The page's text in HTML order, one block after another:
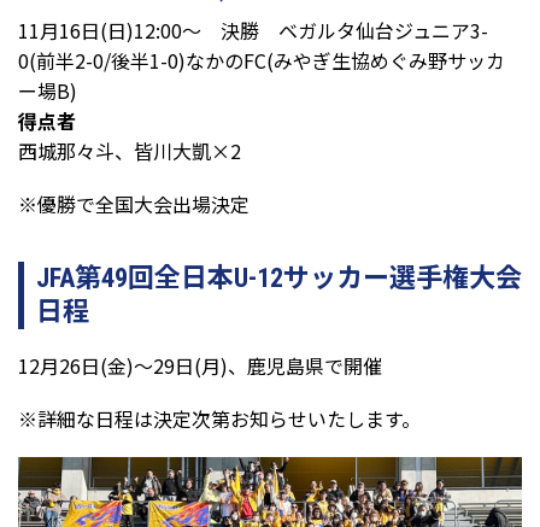
11月16日(日)12:00～ 決勝 ベガルタ仙台ジュニア3-
0(前半2-0/後半1-0)なかのFC(みやぎ生協めぐみ野サッカ
ー場B)
得点者
西城那々斗、皆川大凱×2
※優勝で全国大会出場決定
JFA第49回全日本U-12サッカー選手権大会
日程
12月26日(金)～29日(月)、鹿児島県で開催
※詳細な日程は決定次第お知らせいたします。